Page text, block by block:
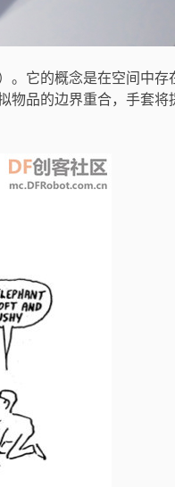
。它的概念是在空间中存
物品的边界重合，手套将